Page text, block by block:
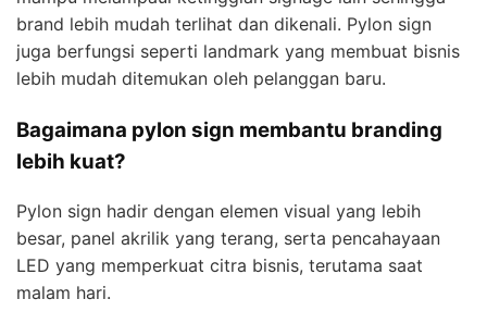
brand lebih mudah terlihat dan dikenali. Pylon sign
juga berfungsi seperti landmark yang membuat bisnis
lebih mudah ditemukan oleh pelanggan baru.
Bagaimana pylon sign membantu branding
lebih kuat?
Pylon sign hadir dengan elemen visual yang lebih
besar, panel akrilik yang terang, serta pencahayaan
LED yang memperkuat citra bisnis, terutama saat
malam hari.